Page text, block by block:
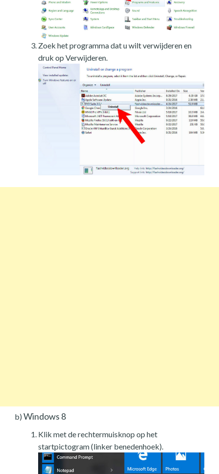
Zoek het programma dat u wilt verwijderen en
druk op Verwijderen.
b) Windows 8
Klik met de rechtermuisknop op het
startpictogram (linker benedenhoek).